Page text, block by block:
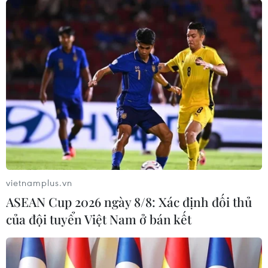
#bán hàng trực tuyến #taobao #công sở #siêu thị
Theo dõi VietnamPlus
TIN LIÊN QUAN
vietnamplus.vn
ASEAN Cup 2026 ngày 8/8: Xác định đối thủ
của đội tuyển Việt Nam ở bán kết